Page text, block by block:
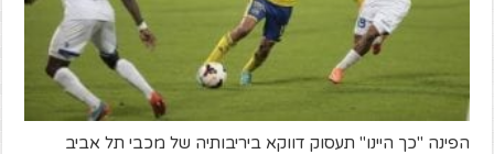
הפינה "כך היינו" תעסוק דווקא ביריבותיה של מכבי תל אביב